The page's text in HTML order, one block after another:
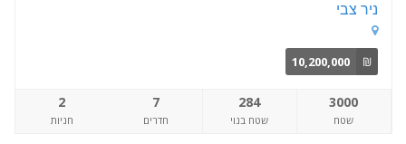
ניר צבי
₪
10,200,000
3000
שטח
284
שטח בנוי
7
חדרים
2
חניות